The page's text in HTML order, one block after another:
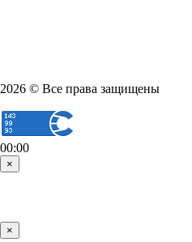
2026 © Все права защищены
00:00
×
×